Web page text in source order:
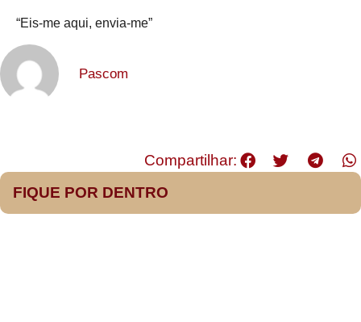
“Eis-me aqui, envia-me”
Pascom
Compartilhar:
FIQUE POR DENTRO